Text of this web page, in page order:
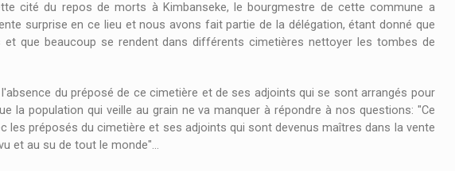
cité du repos de morts à Kimbanseke, le bourgmestre de cette commune a
surprise en ce lieu et nous avons fait partie de la délégation, étant donné que
que beaucoup se rendent dans différents cimetières nettoyer les tombes de
du préposé de ce cimetière et de ses adjoints qui se sont arrangés pour
la population qui veille au grain ne va manquer à répondre à nos questions: "Ce
préposés du cimetière et ses adjoints qui sont devenus maîtres dans la vente
et au su de tout le monde"...